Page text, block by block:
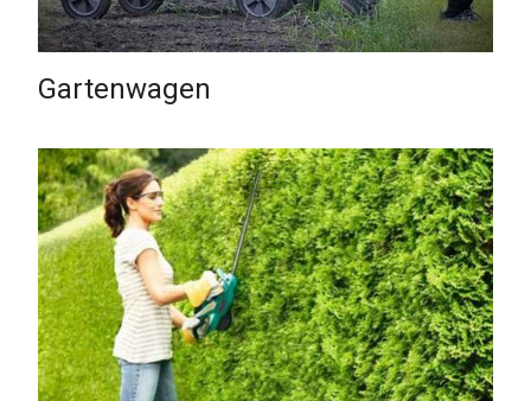
Gartenwagen